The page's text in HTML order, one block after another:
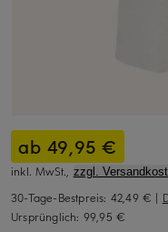
ab 49,95 €
inkl. MwSt., zzgl.
30-Tage-Bestpreis: 42,49 € |
Ursprünglich: 99,95 €